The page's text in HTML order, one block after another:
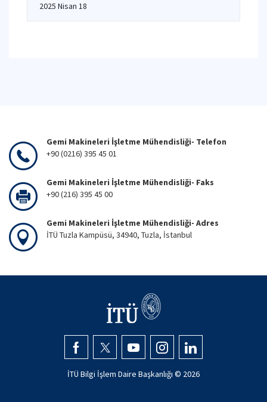
2025 Nisan 18
Gemi Makineleri İşletme Mühendisliği- Telefon
+90 (0216) 395 45 01
Gemi Makineleri İşletme Mühendisliği- Faks
+90 (216) 395 45 00
Gemi Makineleri İşletme Mühendisliği- Adres
İTÜ Tuzla Kampüsü, 34940, Tuzla, İstanbul
İTÜ Bilgi İşlem Daire Başkanlığı © 2026